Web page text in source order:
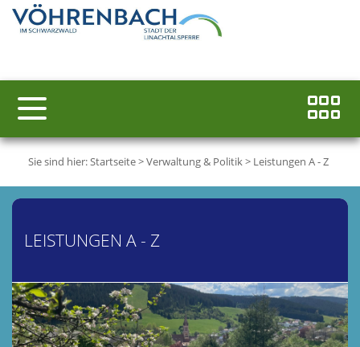
Sie sind hier:Startseite>Verwaltung & Politik> Leistungen A - Z
LEISTUNGEN A - Z